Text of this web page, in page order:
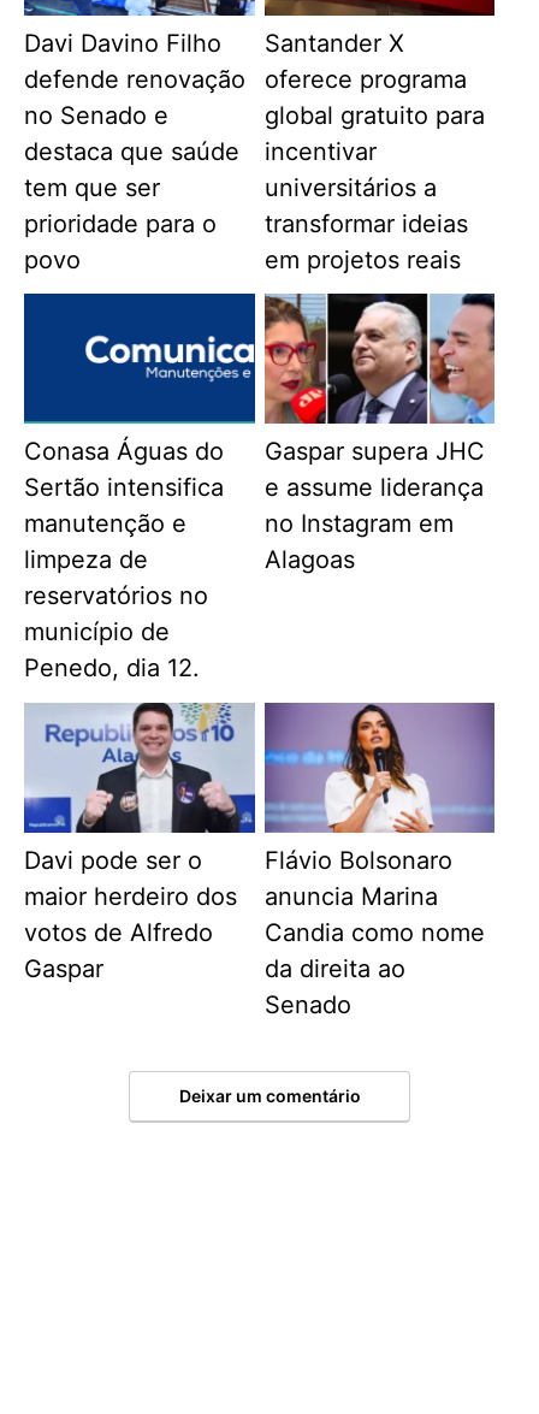
Davi Davino Filho
defende renovação
no Senado e
destaca que saúde
tem que ser
prioridade para o
povo
Santander X
oferece programa
global gratuito para
incentivar
universitários a
transformar ideias
em projetos reais
Conasa Águas do
Sertão intensifica
manutenção e
limpeza de
reservatórios no
município de
Penedo, dia 12.
Gaspar supera JHC
e assume liderança
no Instagram em
Alagoas
Davi pode ser o
maior herdeiro dos
votos de Alfredo
Gaspar
Flávio Bolsonaro
anuncia Marina
Candia como nome
da direita ao
Senado
Deixar um comentário